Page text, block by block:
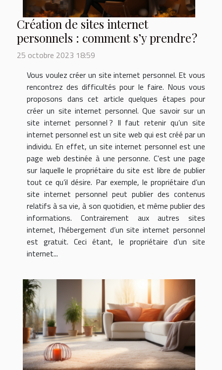
Création de sites internet
personnels : comment s’y prendre ?
25 octobre 2023 18:59
Vous voulez créer un site internet personnel. Et vous
rencontrez des difficultés pour le faire. Nous vous
proposons dans cet article quelques étapes pour
créer un site internet personnel. Que savoir sur un
site internet personnel ? Il faut retenir qu’un site
internet personnel est un site web qui est créé par un
individu. En effet, un site internet personnel est une
page web destinée à une personne. C’est une page
sur laquelle le propriétaire du site est libre de publier
tout ce qu’il désire. Par exemple, le propriétaire d’un
site internet personnel peut publier des contenus
relatifs à sa vie, à son quotidien, et même publier des
informations. Contrairement aux autres sites
internet, l’hébergement d’un site internet personnel
est gratuit. Ceci étant, le propriétaire d’un site
internet...